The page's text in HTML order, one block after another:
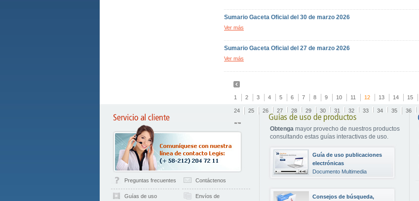
Sumario Gaceta Oficial del 30 de marzo 2026
Ver más
Sumario Gaceta Oficial del 27 de marzo 2026
Ver más
1 2 3 4 5 6 7 8 9 10 11 12 13 14 15
24 25 26 27 28 29 30 31 32 33 34 35 36
Preguntas frecuentes Contáctenos
Guías de uso Envíos de
Obtenga mayor provecho de nuestros productos
consultando estas guías interactivas de uso.
Guía de uso publicaciones
electrónicas
Documento Multimedia
Consejos de búsqueda,